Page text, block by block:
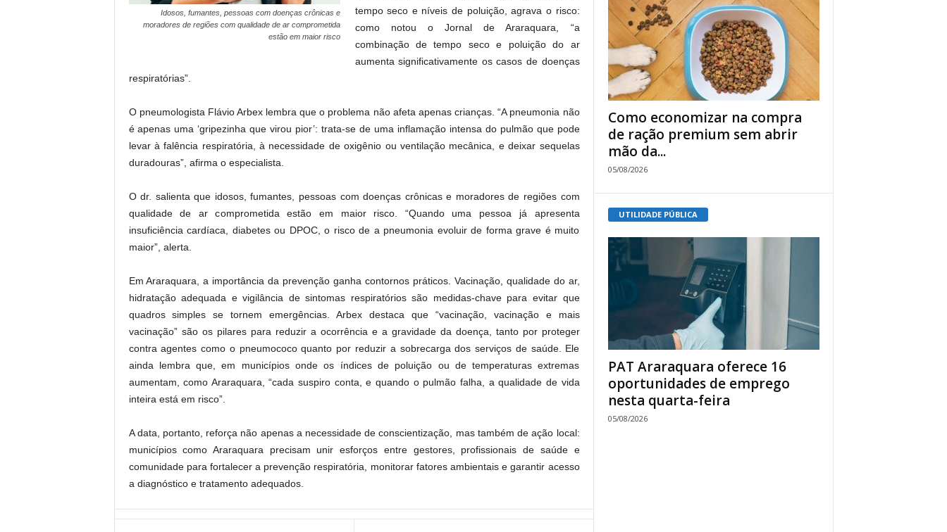
Idosos, fumantes, pessoas com doenças crônicas e
moradores de regiões com qualidade de ar comprometida
estão em maior risco
tempo seco e níveis de poluição, agrava o risco:
como notou o Jornal de Araraquara, “a
combinação de tempo seco e poluição do ar
aumenta significativamente os casos de doenças
respiratórias”.
O pneumologista Flávio Arbex lembra que o problema não afeta apenas crianças. “A pneumonia não
é apenas uma ‘gripezinha que virou pior’: trata-se de uma inflamação intensa do pulmão que pode
levar à falência respiratória, à necessidade de oxigênio ou ventilação mecânica, e deixar sequelas
duradouras”, afirma o especialista.
O dr. salienta que idosos, fumantes, pessoas com doenças crônicas e moradores de regiões com
qualidade de ar comprometida estão em maior risco. “Quando uma pessoa já apresenta
insuficiência cardíaca, diabetes ou DPOC, o risco de a pneumonia evoluir de forma grave é muito
maior”, alerta.
Em Araraquara, a importância da prevenção ganha contornos práticos. Vacinação, qualidade do ar,
hidratação adequada e vigilância de sintomas respiratórios são medidas-chave para evitar que
quadros simples se tornem emergências. Arbex destaca que “vacinação, vacinação e mais
vacinação” são os pilares para reduzir a ocorrência e a gravidade da doença, tanto por proteger
contra agentes como o pneumococo quanto por reduzir a sobrecarga dos serviços de saúde. Ele
ainda lembra que, em municípios onde os índices de poluição ou de temperaturas extremas
aumentam, como Araraquara, “cada suspiro conta, e quando o pulmão falha, a qualidade de vida
inteira está em risco”.
A data, portanto, reforça não apenas a necessidade de conscientização, mas também de ação local:
municípios como Araraquara precisam unir esforços entre gestores, profissionais de saúde e
comunidade para fortalecer a prevenção respiratória, monitorar fatores ambientais e garantir acesso
a diagnóstico e tratamento adequados.
Como economizar na compra
de ração premium sem abrir
mão da...
05/08/2026
UTILIDADE PÚBLICA
PAT Araraquara oferece 16
oportunidades de emprego
nesta quarta-feira
05/08/2026